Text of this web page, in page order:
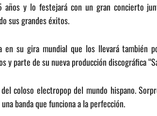
años y lo festejará con un gran concierto
sus grandes éxitos.
su gira mundial que los llevará también
y parte de su nueva producción discográfica
coloso electropop del mundo hispano.
banda que funciona a la perfección.